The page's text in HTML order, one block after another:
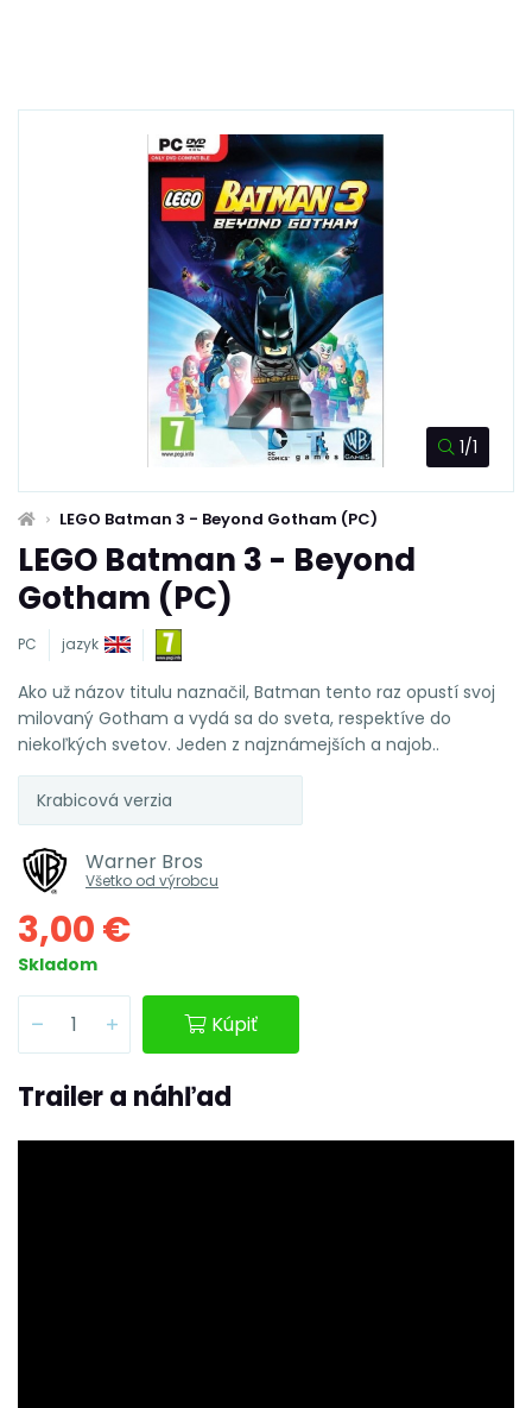
1/1
LEGO Batman 3 - Beyond Gotham (PC)
LEGO Batman 3 - Beyond
Gotham (PC)
PC jazyk
Ako už názov titulu naznačil, Batman tento raz opustí svoj
milovaný Gotham a vydá sa do sveta, respektíve do
niekoľkých svetov. Jeden z najznámejších a najob..
Krabicová verzia
Warner Bros
Všetko od výrobcu
3,00 €
Skladom
Kúpiť
Trailer a náhľad